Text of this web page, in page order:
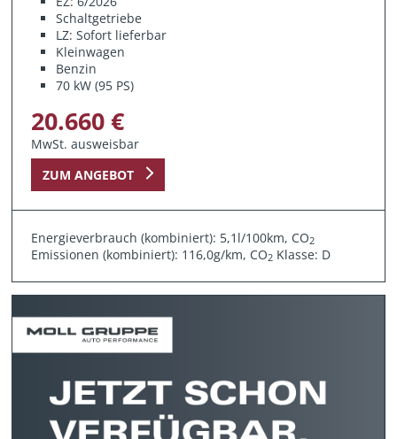
Schaltgetriebe
LZ: Sofort lieferbar
Kleinwagen
Benzin
70 kW (95 PS)
20.660 €
MwSt. ausweisbar
ZUM ANGEBOT
Energieverbrauch (kombiniert): 5,1l/100km, CO2
Emissionen (kombiniert): 116,0g/km, CO2 Klasse: D